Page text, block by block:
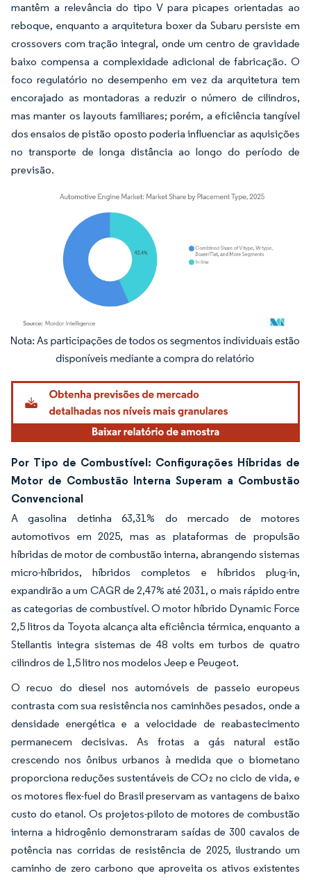
mantêm a relevância do tipo V para picapes orientadas ao
reboque, enquanto a arquitetura boxer da Subaru persiste em
crossovers com tração integral, onde um centro de gravidade
baixo compensa a complexidade adicional de fabricação. O
foco regulatório no desempenho em vez da arquitetura tem
encorajado as montadoras a reduzir o número de cilindros,
mas manter os layouts familiares; porém, a eficiência tangível
dos ensaios de pistão oposto poderia influenciar as aquisições
no transporte de longa distância ao longo do período de
previsão.
Imagem © Mordor Intelligence. O reuso requer atribuição conforme CC BY 4.0.
Por Tipo de Combustível: Configurações Híbridas de
Motor de Combustão Interna Superam a Combustão
Convencional
A gasolina detinha 63,31% do mercado de motores
automotivos em 2025, mas as plataformas de propulsão
híbridas de motor de combustão interna, abrangendo sistemas
micro-híbridos, híbridos completos e híbridos plug-in,
expandirão a um CAGR de 2,47% até 2031, o mais rápido entre
as categorias de combustível. O motor híbrido Dynamic Force
2,5 litros da Toyota alcança alta eficiência térmica, enquanto a
Stellantis integra sistemas de 48 volts em turbos de quatro
cilindros de 1,5 litro nos modelos Jeep e Peugeot.
O recuo do diesel nos automóveis de passeio europeus
contrasta com sua resistência nos caminhões pesados, onde a
densidade energética e a velocidade de reabastecimento
permanecem decisivas. As frotas a gás natural estão
crescendo nos ônibus urbanos à medida que o biometano
proporciona reduções sustentáveis de CO₂ no ciclo de vida, e
os motores flex-fuel do Brasil preservam as vantagens de baixo
custo do etanol. Os projetos-piloto de motores de combustão
interna a hidrogênio demonstraram saídas de 300 cavalos de
potência nas corridas de resistência de 2025, ilustrando um
caminho de zero carbono que aproveita os ativos existentes